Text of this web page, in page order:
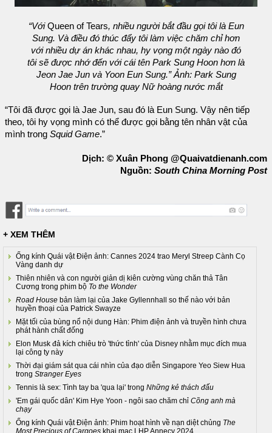
“VớiQueen of Tears, nhiều người bắt đầu gọi tôi là Eun
Sung. Và điều đó thúc đẩy tôi làm việc chăm chỉ hơn
với nhiều dự án khác nhau, hy vọng một ngày nào đó
tôi sẽ được nhớ đến với cái tên Park Sung Hoon hơn là
Jeon Jae Jun và Yoon Eun Sung.” Ảnh: Park Sung
Hoon trên trường quay Nữ hoàng nước mắt
“Tôi đã được gọi là Jae Jun, sau đó là Eun Sung. Vậy nên tiếp
theo, tôi hy vọng mình có thể được gọi bằng tên nhân vật của
mình trong Squid Game.”
Dịch: © Xuân Phong @Quaivatdienanh.com
Nguồn: South China Morning Post
+ XEM THÊM
Ống kính Quái vật Điện ảnh: Cannes 2024 trao Meryl Streep Cành Cọ
Vàng danh dự
Thiên nhiên và con người giản dị kiên cường vùng chăn thả Tân
Cương trong phim bộ To the Wonder
Road House bản làm lại của Jake Gyllennhall so thế nào với bản
huyền thoại của Patrick Swayze
Mặt tối của bùng nổ nội dung Hàn: Phim điện ảnh và truyền hình chưa
phát hành chất đống
Elon Musk đả kích chiêu trò 'thức tỉnh' của Disney nhằm mục đích mua
lại công ty này
Thời đại giám sát qua cái nhìn của đạo diễn Singapore Yeo Siew Hua
trong Stranger Eyes
Tennis là sex: Tình tay ba 'qua lại' trong Những kẻ thách đấu
'Em gái quốc dân' Kim Hye Yoon - ngôi sao chăm chỉ Cõng anh mà
chạy
Ống kính Quái vật Điện ảnh: Phim hoạt hình về nạn diệt chủng The